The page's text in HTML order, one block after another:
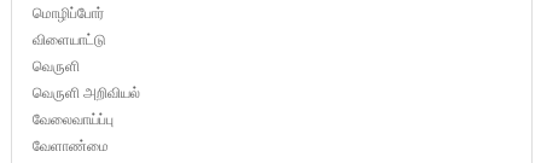
மொழிப்போர்
விளையாட்டு
வெருளி
வெருளி அறிவியல்
வேலைவாய்ப்பு
வேளாண்மை